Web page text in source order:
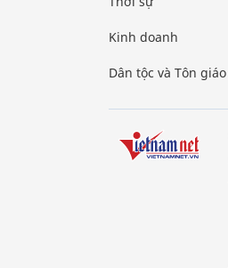
Kinh doanh
Dân tộc và Tôn giáo